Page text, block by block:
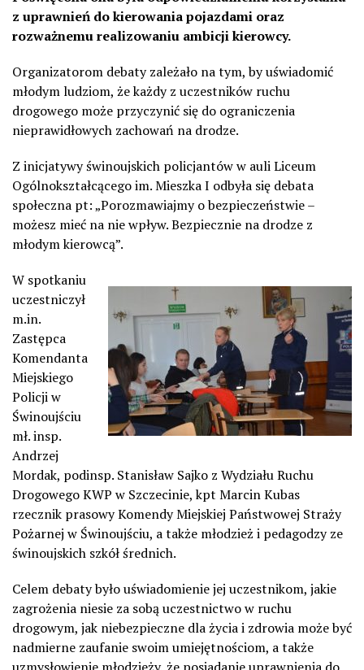
z uprawnień do kierowania pojazdami oraz
rozważnemu realizowaniu ambicji kierowcy.
Organizatorom debaty zależało na tym, by uświadomić
młodym ludziom, że każdy z uczestników ruchu
drogowego może przyczynić się do ograniczenia
nieprawidłowych zachowań na drodze.
Z inicjatywy świnoujskich policjantów w auli Liceum
Ogólnokształcącego im. Mieszka I odbyła się debata
społeczna pt: „Porozmawiajmy o bezpieczeństwie –
możesz mieć na nie wpływ. Bezpiecznie na drodze z
młodym kierowcą”.
W spotkaniu
uczestniczył
m.in.
Zastępca
Komendanta
Miejskiego
Policji w
Świnoujściu
mł. insp.
Andrzej
Mordak, podinsp. Stanisław Sajko z Wydziału Ruchu
Drogowego KWP w Szczecinie, kpt Marcin Kubas
rzecznik prasowy Komendy Miejskiej Państwowej Straży
Pożarnej w Świnoujściu, a także młodzież i pedagodzy ze
świnoujskich szkół średnich.
Celem debaty było uświadomienie jej uczestnikom, jakie
zagrożenia niesie za sobą uczestnictwo w ruchu
drogowym, jak niebezpieczne dla życia i zdrowia może być
nadmierne zaufanie swoim umiejętnościom, a także